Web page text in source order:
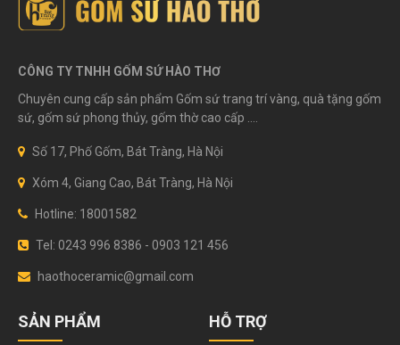
CÔNG TY TNHH GỐM SỨ HÀO THƠ
Chuyên cung cấp sản phẩm Gốm sứ trang trí vàng, quà tặng gốm
sứ, gốm sứ phong thủy, gốm thờ cao cấp ....
Số 17, Phố Gốm, Bát Tràng, Hà Nội
Xóm 4, Giang Cao, Bát Tràng, Hà Nội
Hotline: 18001582
Tel: 0243 996 8386 - 0903 121 456
haothoceramic@gmail.com
SẢN PHẨM HỖ TRỢ